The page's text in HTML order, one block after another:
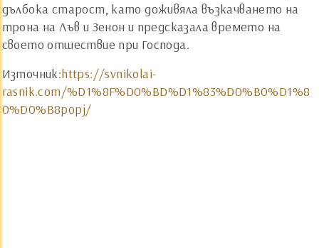
дълбока старост, като доживяла възкачването на
трона на Лъв и Зенон и предсказала времето на
своето отшествие при Господа.
Източник:https://svnikolai-
rasnik.com/%D1%8F%D0%BD%D1%83%D0%B0%D1%8
0%D0%B8popj/